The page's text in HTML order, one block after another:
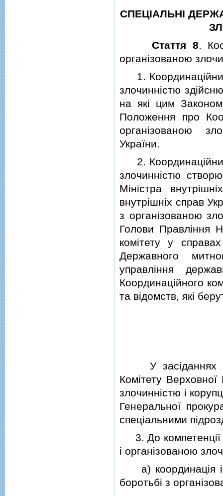
СПЕЦIАЛЬНI
Стаття 8 .
органiзованою
1.
злочиннiстю
на якi цим
Положення про
органiзованою
України.
2.
злочиннiстю
Мiнiстра
внутрiшнiх справ
з органiзованою
Голови Правлiння
комiтету у
Державного
управлiння
Координацiйного
та вiдомств, якi
У засiданнях
Комiтету
злочиннiстю i
Генеральної
спецiальними
3. До компетенцiї
i органiзованою
а) координацiя i
боротьбi з